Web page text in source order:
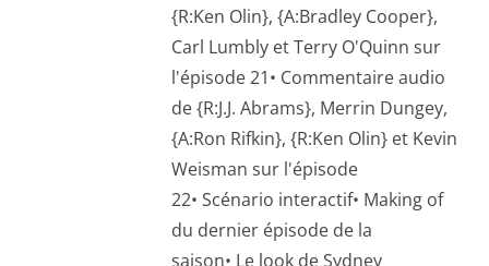
{R:Ken Olin}, {A:Bradley Cooper},
Carl Lumbly et Terry O'Quinn sur
l'épisode 21• Commentaire audio
de {R:J.J. Abrams}, Merrin Dungey,
{A:Ron Rifkin}, {R:Ken Olin} et Kevin
Weisman sur l'épisode
22• Scénario interactif• Making of
du dernier épisode de la
saison• Le look de Sydney